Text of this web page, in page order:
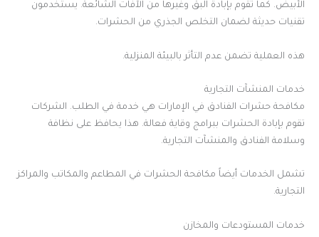
الأبيض. كما تقوم بإبادة البق وغيرها من الآفات الشائعة. يستخدمون
تقنيات حديثة لضمان التخلص الجذري من الحشرات.
هذه العملية تضمن عدم التأثر بالبيئة المنزلية.
خدمات المنشآت التجارية
مكافحة حشرات الفنادق في الإمارات هي خدمة في الطلب. الشركات
تقوم بإبادة الحشرات ببرامج وقاية فعالة. هذا يحافظ على نظافة
وسلامة الفنادق والمنشآت التجارية.
تشمل الخدمات أيضاً مكافحة الحشرات في المطاعم والمكاتب والمراكز
التجارية.
خدمات المستودعات والمخازن